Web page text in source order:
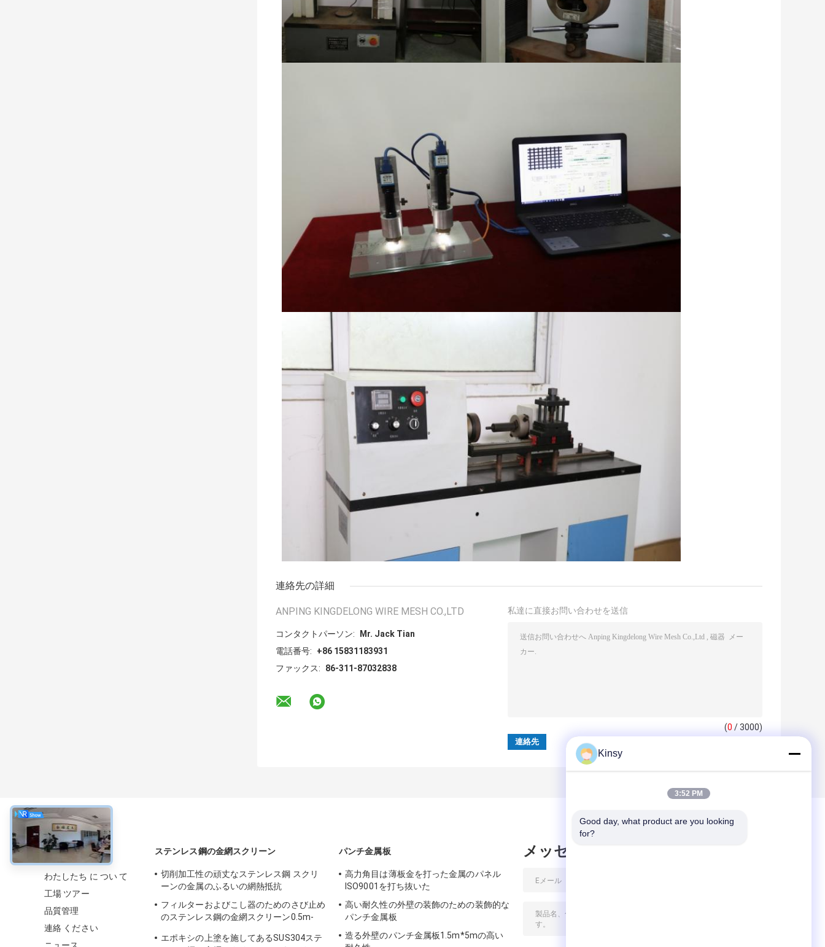
連絡先の詳細
ANPING KINGDELONG WIRE MESH CO.,LTD
コンタクトパーソン:
Mr. Jack Tian
電話番号:
+86 15831183931
ファックス:
86-311-87032838
私達に直接お問い合わせを送信
(0 / 3000)
について
わたしたち に つい て
工場 ツアー
品質管理
連絡 ください
ステンレス鋼の金網スクリーン
切削加工性の頑丈なステンレス鋼 スクリ
ーンの金属のふるいの網熱抵抗
フィルターおよびこし器のためのさび止め
のステンレス鋼の金網スクリーン0.5m-
エポキシの上塗を施してあるSUS304ステ
パンチ金属板
高力角目は薄板金を打った金属のパネル
ISO9001を打ち抜いた
高い耐久性の外壁の装飾のための装飾的な
パンチ金属板
造る外壁のパンチ金属板1.5m*5mの高い
メッセージ
Kinsy
3:52 PM
Good day, what product are you looking
for?